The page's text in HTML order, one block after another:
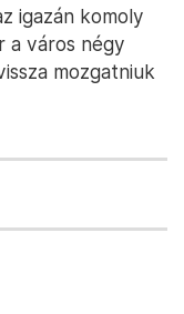
igazán komoly
a város négy
mozgatniuk